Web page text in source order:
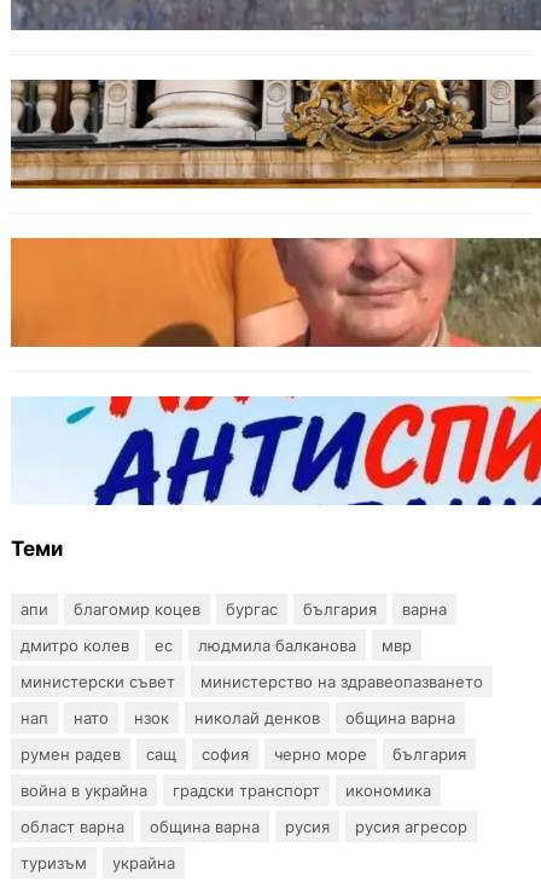
БЪЛГАРИЯ
Дрон навлезе в България край границата с
Румъния
МЗХ: Ловните билети ще могат да се
издават онлайн
БЪЛГАРИЯ
Варна предлага безплатни и анонимни
тестове за ХИВ и други инфекции през
август
Теми
апи благомир коцев бургас българия
варна
дмитро колев
ес людмила балканова
мвр
министерски съвет
министерство на здравеопазването
нап
нато нзок николай денков
община варна
румен радев
сащ софия черно море
българия
война в украйна
градски транспорт
икономика
област варна
община варна русия
русия агресор
туризъм
украйна